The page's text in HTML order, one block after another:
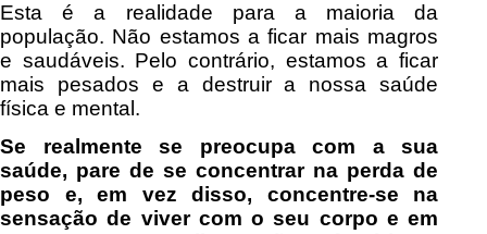
Esta é a realidade para a maioria da
população. Não estamos a ficar mais magros
e saudáveis. Pelo contrário, estamos a ficar
mais pesados e a destruir a nossa saúde
física e mental.
Se realmente se preocupa com a sua
saúde, pare de se concentrar na perda de
peso e, em vez disso, concentre-se na
sensação de viver com o seu corpo e em